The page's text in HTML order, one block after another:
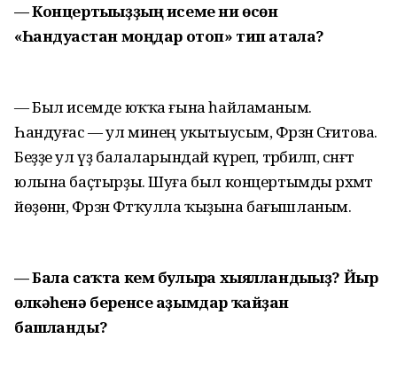
— Концертығыҙҙың исеме ни өсөн
«Һандуғастан моңдар отоп» тип атала?
— Был исемде юҡҡа ғына һайламаным.
Һандуғас — ул минең укытыусым, Фәрзәнә Сәғитова.
Беҙҙе ул үҙ балаларындай күреп, тәрбиәләп, сәнғәт
юлына баҫтырҙы. Шуға был концертымды рәхмәт
йөҙөнән, Фәрзәнә Фәтҡулла ҡыҙына бағышланым.
— Бала саҡта кем булырға хыялландығыҙ? Йыр
өлкәһенә беренсе аҙымдар ҡайҙан
башланды?